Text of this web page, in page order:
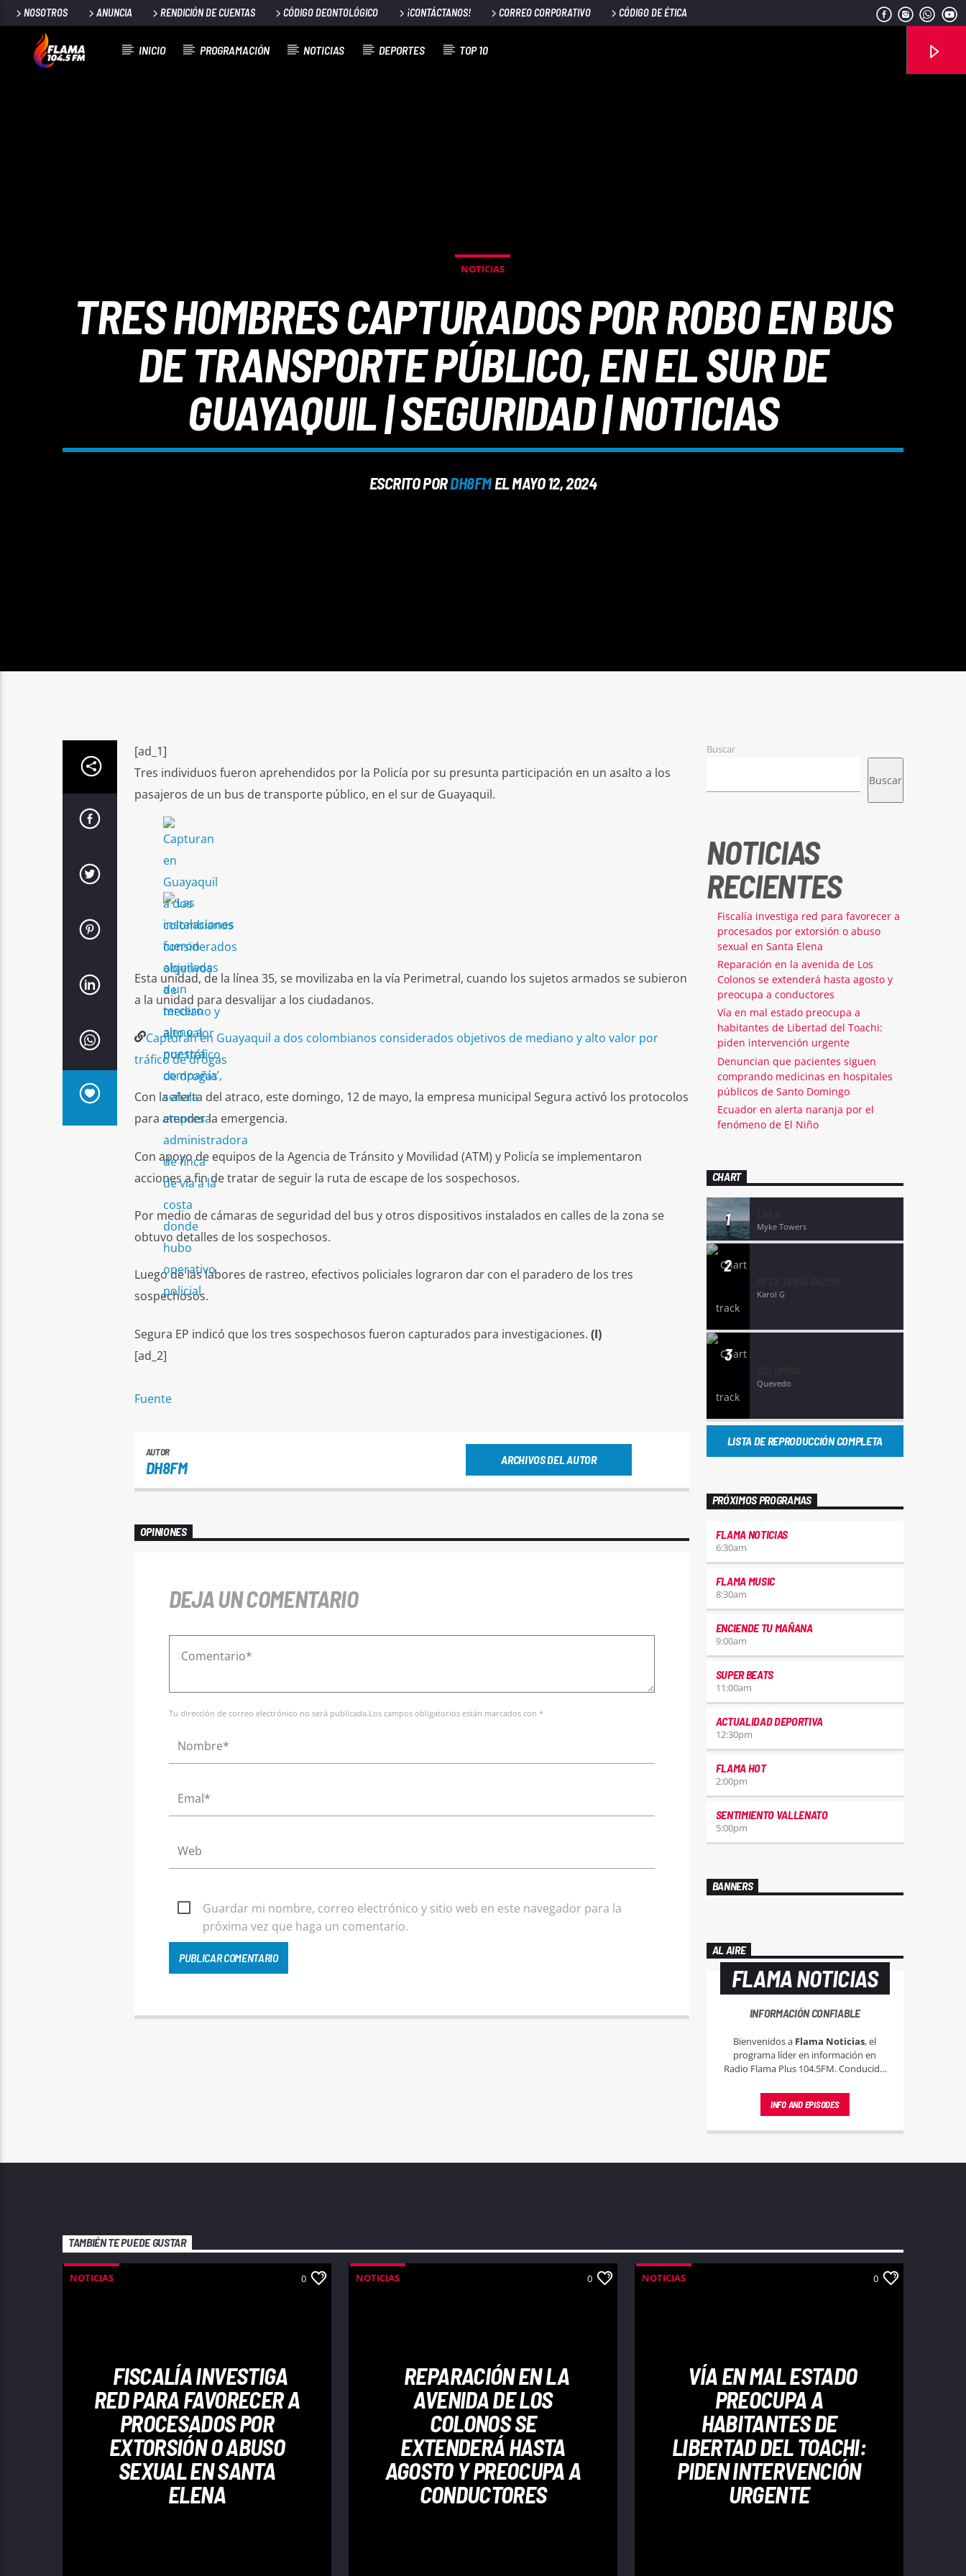
NOSOTROS ANUNCIA RENDICIÓN DE CUENTAS CÓDIGO DEONTOLÓGICO ¡CONTÁCTANOS! CORREO CORPORATIVO CÓDIGO DE ÉTICA
INICIO PROGRAMACIÓN NOTICIAS DEPORTES TOP 10
NOTICIAS
TRES HOMBRES CAPTURADOS POR ROBO EN BUS
DE TRANSPORTE PÚBLICO, EN EL SUR DE
GUAYAQUIL | SEGURIDAD | NOTICIAS
ESCRITO PORDH8FMEL MAYO 12, 2024
[ad_1]
Tres individuos fueron aprehendidos por la Policía por su presunta participación en un asalto a los
pasajeros de un bus de transporte público, en el sur de Guayaquil.
Esta unidad, de la línea 35, se movilizaba en la vía Perimetral, cuando los sujetos armados se subieron
a la unidad para desvalijar a los ciudadanos.
Capturan en Guayaquil a dos colombianos considerados objetivos de mediano y alto valor por
tráfico de drogas
Con la alerta del atraco, este domingo, 12 de mayo, la empresa municipal Segura activó los protocolos
para atender la emergencia.
Con apoyo de equipos de la Agencia de Tránsito y Movilidad (ATM) y Policía se implementaron
acciones a fin de tratar de seguir la ruta de escape de los sospechosos.
Por medio de cámaras de seguridad del bus y otros dispositivos instalados en calles de la zona se
obtuvo detalles de los sospechosos.
Luego de las labores de rastreo, efectivos policiales lograron dar con el paradero de los tres
sospechosos.
Segura EP indicó que los tres sospechosos fueron capturados para investigaciones. (I)
[ad_2]
Fuente
AUTOR
DH8FM ARCHIVOS DEL AUTOR
OPINIONES
DEJA UN COMENTARIO
Tu dirección de correo electrónico no será publicada.Los campos obligatorios están marcados con *
Guardar mi nombre, correo electrónico y sitio web en este navegador para la
próxima vez que haga un comentario.
Buscar
Buscar
NOTICIAS
RECIENTES
Fiscalía investiga red para favorecer a
procesados por extorsión o abuso
sexual en Santa Elena
Reparación en la avenida de Los
Colonos se extenderá hasta agosto y
preocupa a conductores
Vía en mal estado preocupa a
habitantes de Libertad del Toachi:
piden intervención urgente
Denuncian que pacientes siguen
comprando medicinas en hospitales
públicos de Santo Domingo
Ecuador en alerta naranja por el
fenómeno de El Niño
CHART
1 Myke Towers
2
Karol G
3
Quevedo
LISTA DE REPRODUCCIÓN COMPLETA
PRÓXIMOS PROGRAMAS
FLAMA NOTICIAS
6:30am
FLAMA MUSIC
8:30am
ENCIENDE TU MAÑANA
9:00am
SUPER BEATS
11:00am
ACTUALIDAD DEPORTIVA
12:30pm
FLAMA HOT
2:00pm
SENTIMIENTO VALLENATO
5:00pm
BANNERS
AL AIRE
FLAMA NOTICIAS
INFORMACIÓN CONFIABLE
Bienvenidos a Flama Noticias, el
programa líder en información en
Radio Flama Plus 104.5FM. Conducido
dedicado a mantenerte informado con
las noticias más relevantes y actuales,
internacional.
INFO AND EPISODES
TAMBIÉN TE PUEDE GUSTAR
NOTICIAS 0
FISCALÍA INVESTIGA
RED PARA FAVORECER A
PROCESADOS POR
EXTORSIÓN O ABUSO
SEXUAL EN SANTA
ELENA
NOTICIAS 0
REPARACIÓN EN LA
AVENIDA DE LOS
COLONOS SE
EXTENDERÁ HASTA
AGOSTO Y PREOCUPA A
CONDUCTORES
NOTICIAS 0
VÍA EN MAL ESTADO
PREOCUPA A
HABITANTES DE
LIBERTAD DEL TOACHI:
PIDEN INTERVENCIÓN
URGENTE